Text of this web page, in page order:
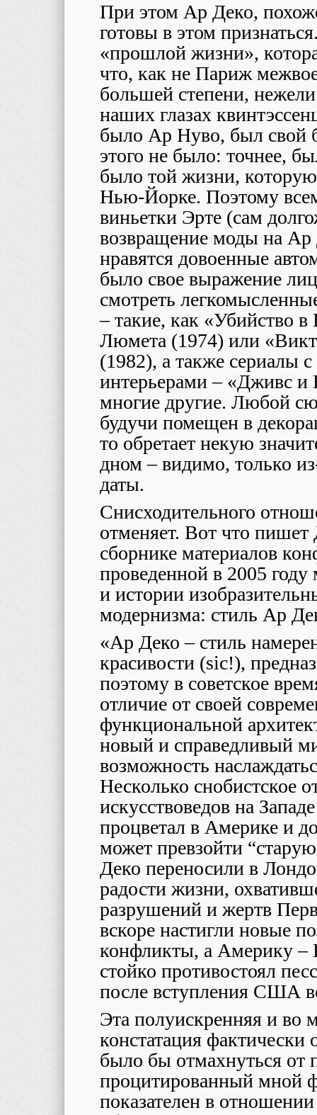
При этом Ар Деко,
готовы в этом
«прошлой жизни»,
что, как не Париж
большей степени,
наших глазах
было Ар Нуво, был свой
этого не было: точнее,
было той жизни,
Нью-Йорке. Поэтому
виньетки Эрте (сам
возвращение моды на Ар
нравятся довоенные
было свое выражение
смотреть
– такие, как «Убийство
Люмета (1974) или
(1982), а также сериалы
интерьерами – «Дживс и
многие другие. Любой
будучи помещен в
то обретает некую
дном – видимо, только
даты.
Снисходительного
отменяет. Вот что
сборнике материалов
проведенной в 2005
и истории
модернизма: стиль Ар
«Ар Деко – стиль
красивости (sic!),
поэтому в советское
отличие от своей
функциональной
новый и справедливый
возможность
Несколько снобистское
искусствоведов на
процветал в Америке и
может превзойти
Деко переносили в
радости жизни,
разрушений и жертв
вскоре настигли новые
конфликты, а Америку –
стойко противостоял
после вступления США
Эта полуискренняя и во
констатация фактически
было бы отмахнуться от
процитированный мной
показателен в